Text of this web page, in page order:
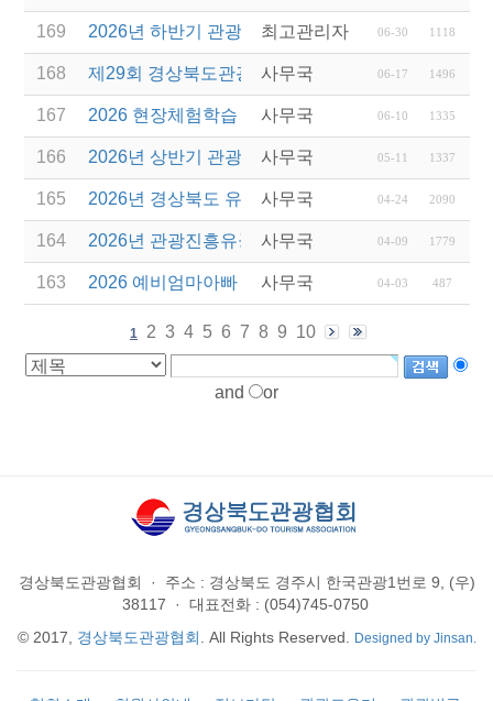
169 2026년 하반기 관광진흥개발기금 융자 시행 안내
최고관리자 06-30 1118
168 제29회 경상북도관광기념품공모전 개최
사무국 06-17 1496
167 2026 현장체험학습 안전과정(신규.재강습)
사무국 06-10 1335
166 2026년 상반기 관광진흥기금 스타트업 지원
사무국 05-11 1337
165 2026년 경상북도 유니크베뉴를 활용한 MICE행사
사무국 04-24 2090
164 2026년 관광진흥유공자 정부포상 대상자 추천
사무국 04-09 1779
163 2026 예비엄마아빠 행복가족여행 전담여행사 선정
사무국 04-03 487
1 2 3 4 5 6 7 8 9 10
and or
경상북도관광협회 ·
주소 : 경상북도 경주시 한국관광1번로 9, (우)
38117
·
대표전화 : (054)745-0750
© 2017, 경상북도관광협회 . All Rights Reserved. Designed by Jinsan.